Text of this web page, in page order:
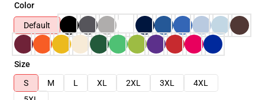
Color
Default
Size
S
M L XL 2XL 3XL
4XL